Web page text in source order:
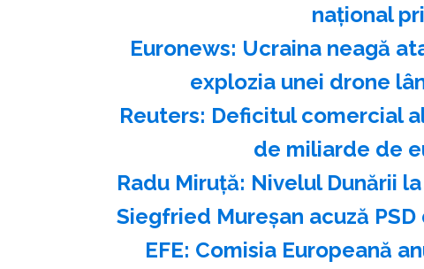
naţional
Euronews: Ucraina neagă
explozia unei drone
Reuters: Deficitul comercial
de miliarde de
Radu Miruţă: Nivelul Dunării
Siegfried Mureşan acuză
EFE: Comisia Europeană